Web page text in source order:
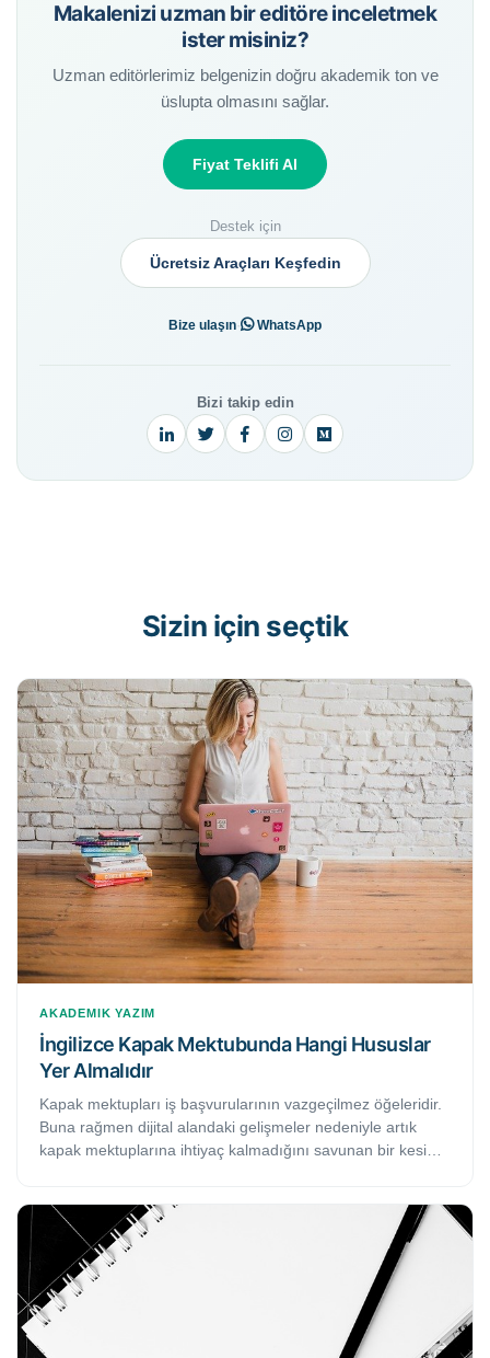
Makalenizi uzman bir editöre inceletmek
ister misiniz?
Uzman editörlerimiz belgenizin doğru akademik ton ve
üslupta olmasını sağlar.
Fiyat Teklifi Al
Destek için
Ücretsiz Araçları Keşfedin
Bize ulaşın· WhatsApp
Bizi takip edin
Sizin için seçtik
AKADEMIK YAZIM
İngilizce Kapak Mektubunda Hangi Hususlar
Yer Almalıdır
Kapak mektupları iş başvurularının vazgeçilmez öğeleridir.
Buna rağmen dijital alandaki gelişmeler nedeniyle artık
kapak mektuplarına ihtiyaç kalmadığını savunan bir kesim
ya da işe alınma şansınızı artıracaktır. Bu makalede, etkili
bir İngilizce kapak mektubunda mutlaka bulunması gereken
5 temel hususa yer verilmektedir.